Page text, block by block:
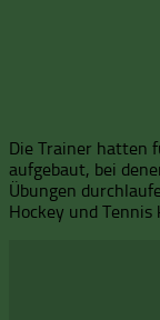
Die Trainer hatten
aufgebaut, bei
Übungen
Hockey und